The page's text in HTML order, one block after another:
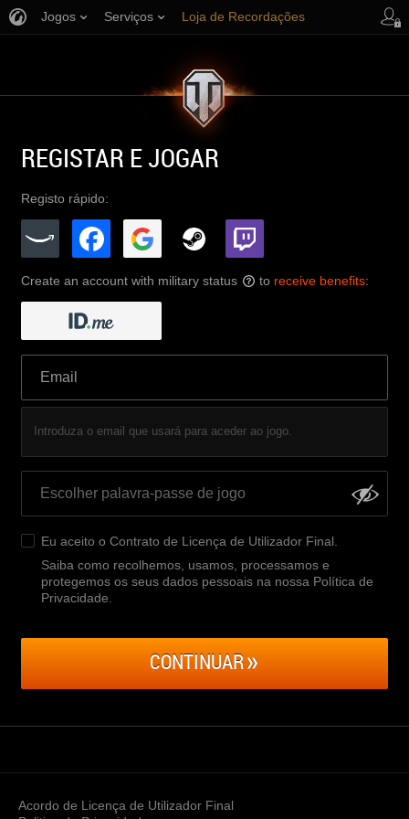
Jogos Serviços Loja de Recordações
REGISTAR E JOGAR
Registo rápido:
Create an account with military status ? to receive benefits:
Introduza o email que usará para aceder ao jogo.
Eu aceito o Contrato de Licença de Utilizador Final
Saiba como recolhemos, usamos, processamos e
protegemos os seus dados pessoais na nossa Política de
Privacidade
CONTINUAR
Acordo de Licença de Utilizador Final